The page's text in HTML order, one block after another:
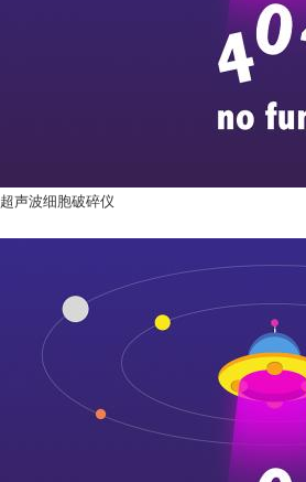
超声波细胞破碎仪